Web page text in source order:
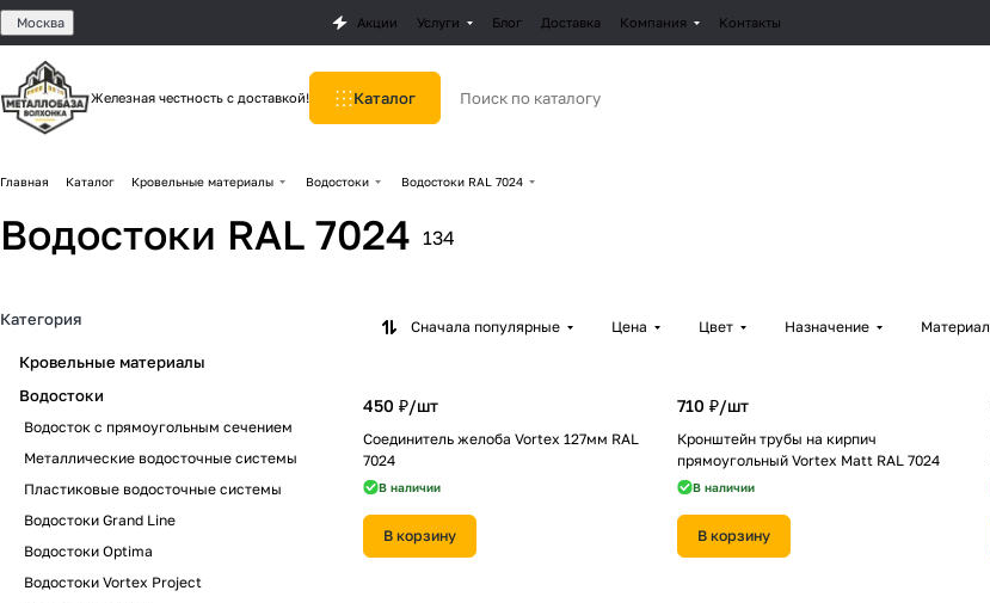
Москва Акции Услуги Блог Доставка Компания Контакты
Железная честность с доставкой! Каталог
Главная Каталог Кровельные материалы Водостоки Водостоки RAL 7024
Водостоки RAL 7024 134
Сначала популярные Цена Цвет Назначение Материал
450 ₽/шт
Соединитель желоба Vortex 127мм RAL
7024
В наличии
В корзину
710 ₽/шт
Кронштейн трубы на кирпич
прямоугольный Vortex Matt RAL 7024
В наличии
В корзину
Категория
Кровельные материалы
Водостоки
Водосток с прямоугольным сечением
Металлические водосточные системы
Пластиковые водосточные системы
Водостоки Grand Line
Водостоки Optima
Водостоки Vortex Project